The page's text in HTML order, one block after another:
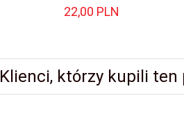
22,00 PLN
Klienci, którzy kupili